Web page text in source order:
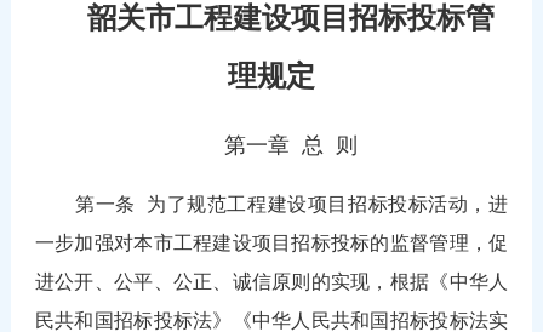
韶关市工程建设项目招标投标管
理规定
第一章 总 则
第一条 为了规范工程建设项目招标投标活动，进
一步加强对本市工程建设项目招标投标的监督管理，促
进公开、公平、公正、诚信原则的实现，根据《中华人
民共和国招标投标法》《中华人民共和国招标投标法实